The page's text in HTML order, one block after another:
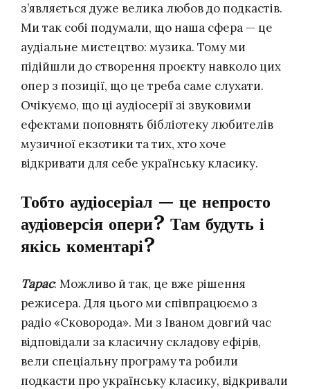
з’являється дуже велика любов до подкастів.
Ми так собі подумали, що наша сфера — це
аудіальне мистецтво: музика. Тому ми
підійшли до створення проєкту навколо цих
опер з позиції, що це треба саме слухати.
Очікуємо, що ці аудіосерії зі звуковими
ефектами поповнять бібліотеку любителів
музичної екзотики та тих, хто хоче
відкривати для себе українську класику.
Тобто аудіосеріал — це непросто
аудіоверсія опери? Там будуть і
якісь коментарі?
Тарас: Можливо й так, це вже рішення
режисера. Для цього ми співпрацюємо з
радіо «Сковорода». Ми з Іваном довгий час
відповідали за класичну складову ефірів,
вели спеціальну програму та робили
подкасти про українську класику, відкривали